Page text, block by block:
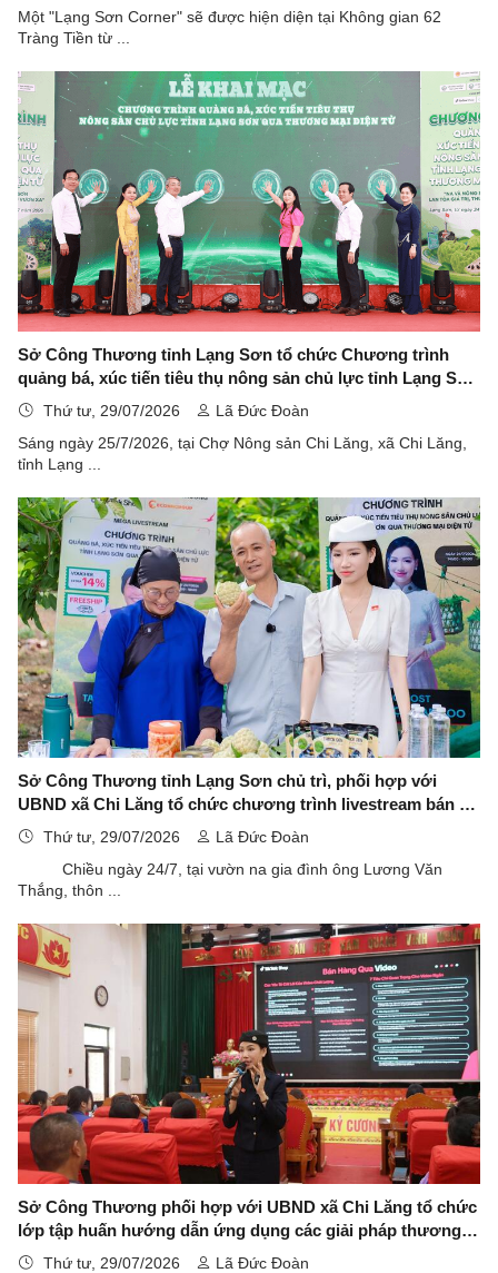
Một "Lạng Sơn Corner" sẽ được hiện diện tại Không gian 62
Tràng Tiền từ ...
Sở Công Thương tỉnh Lạng Sơn tổ chức Chương trình
quảng bá, xúc tiến tiêu thụ nông sản chủ lực tỉnh Lạng Sơn
qua thương mại điện tử
Thứ tư, 29/07/2026
Lã Đức Đoàn
Sáng ngày 25/7/2026, tại Chợ Nông sản Chi Lăng, xã Chi Lăng,
tỉnh Lạng ...
Sở Công Thương tỉnh Lạng Sơn chủ trì, phối hợp với
UBND xã Chi Lăng tổ chức chương trình livestream bán na
trực tiếp tại vườn
Thứ tư, 29/07/2026
Lã Đức Đoàn
Chiều ngày 24/7, tại vườn na gia đình ông Lương Văn
Thắng, thôn ...
Sở Công Thương phối hợp với UBND xã Chi Lăng tổ chức
lớp tập huấn hướng dẫn ứng dụng các giải pháp thương
mại điện tử trong tiêu thụ nông sản
Thứ tư, 29/07/2026
Lã Đức Đoàn